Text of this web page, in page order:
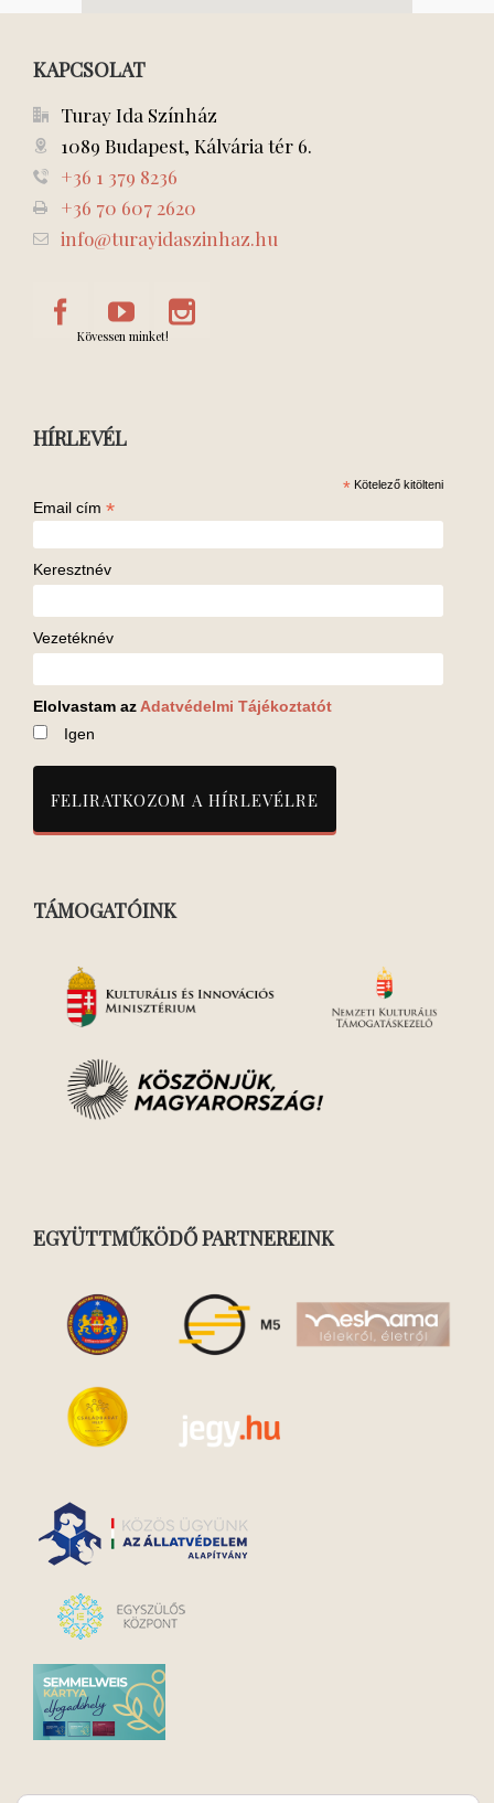
KAPCSOLAT
Turay Ida Színház
1089 Budapest, Kálvária tér 6.
+36 1 379 8236
+36 70 607 2620
info@turayidaszinhaz.hu
Kövessen minket!
HÍRLEVÉL
* Kötelező kitölteni
Email cím *
Keresztnév
Vezetéknév
Elolvastam az Adatvédelmi Tájékoztatót
Igen
TÁMOGATÓINK
EGYÜTTMŰKÖDŐ PARTNEREINK